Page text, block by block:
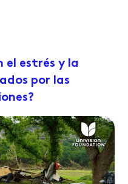
el estrés y la
por las